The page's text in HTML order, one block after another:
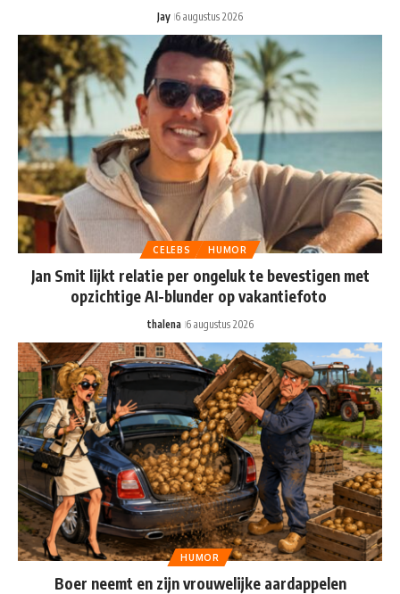
Jay 6 augustus 2026
CELEBS HUMOR
Jan Smit lijkt relatie per ongeluk te bevestigen met
opzichtige AI-blunder op vakantiefoto
thalena 6 augustus 2026
HUMOR
Boer neemt en zijn vrouwelijke aardappelen